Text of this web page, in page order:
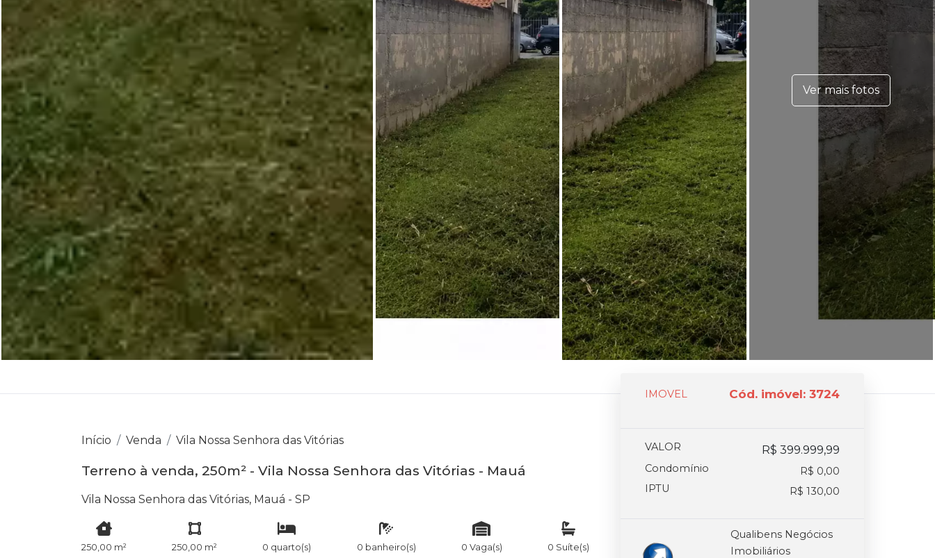
Ver mais fotos
Início Venda Vila Nossa Senhora das Vitórias
Terreno à venda, 250m² - Vila Nossa Senhora das Vitórias - Mauá
Vila Nossa Senhora das Vitórias, Mauá - SP
250,00 m² 250,00 m² 0 quarto(s) 0 banheiro(s) 0 Vaga(s) 0 Suíte(s)
IMOVEL Cód. imóvel: 3724
VALOR R$ 399.999,99
Condomínio
R$ 0,00
IPTU
R$ 130,00
Qualibens Negócios
Imobiliários